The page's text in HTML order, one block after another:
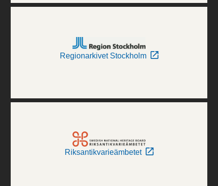
Regionarkivet Stockholm
Riksantikvarieämbetet